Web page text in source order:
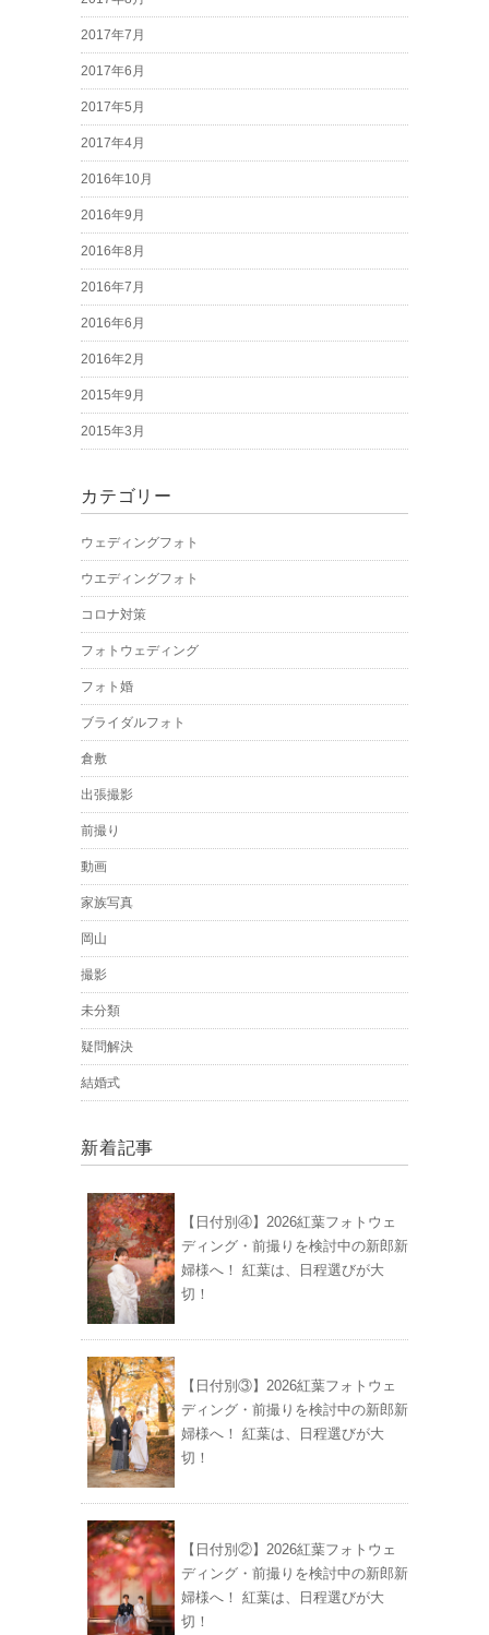
2017年7月
2017年6月
2017年5月
2017年4月
2016年10月
2016年9月
2016年8月
2016年7月
2016年6月
2016年2月
2015年9月
2015年3月
カテゴリー
ウェディングフォト
ウエディングフォト
コロナ対策
フォトウェディング
フォト婚
ブライダルフォト
倉敷
出張撮影
前撮り
動画
家族写真
岡山
撮影
未分類
疑問解決
結婚式
新着記事
【日付別④】2026紅葉フォトウェ
ディング・前撮りを検討中の新郎新
婦様へ！ 紅葉は、日程選びが大
切！
【日付別③】2026紅葉フォトウェ
ディング・前撮りを検討中の新郎新
婦様へ！ 紅葉は、日程選びが大
切！
【日付別②】2026紅葉フォトウェ
ディング・前撮りを検討中の新郎新
婦様へ！ 紅葉は、日程選びが大
切！